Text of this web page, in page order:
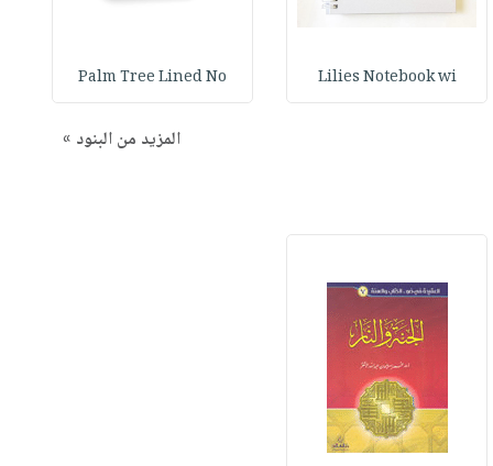
Lilies Notebook wi
Palm Tree Lined No
المزيد من البنود »